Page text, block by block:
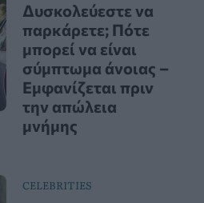
Δυσκολεύεστε να
παρκάρετε; Πότε
μπορεί να είναι
σύμπτωμα άνοιας –
Εμφανίζεται πριν
την απώλεια
μνήμης
CELEBRITIES